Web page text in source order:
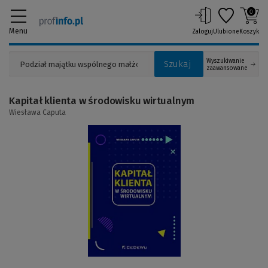
Menu
Szukaj
Wyszukiwanie
zaawansowane
ZalogujUlubione
0
Koszyk
Kapitał klienta w środowisku wirtualnym
Wiesława Caputa